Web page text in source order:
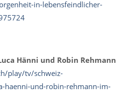
in-lebensfeindlicher-
Hänni und Robin Rehmann
play/tv/schweiz-
haenni-und-robin-rehmann-im-